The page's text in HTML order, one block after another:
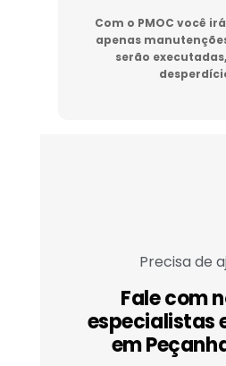
Com o PMOC você
apenas
serão
Precisa de
Fale com
especialistas
em